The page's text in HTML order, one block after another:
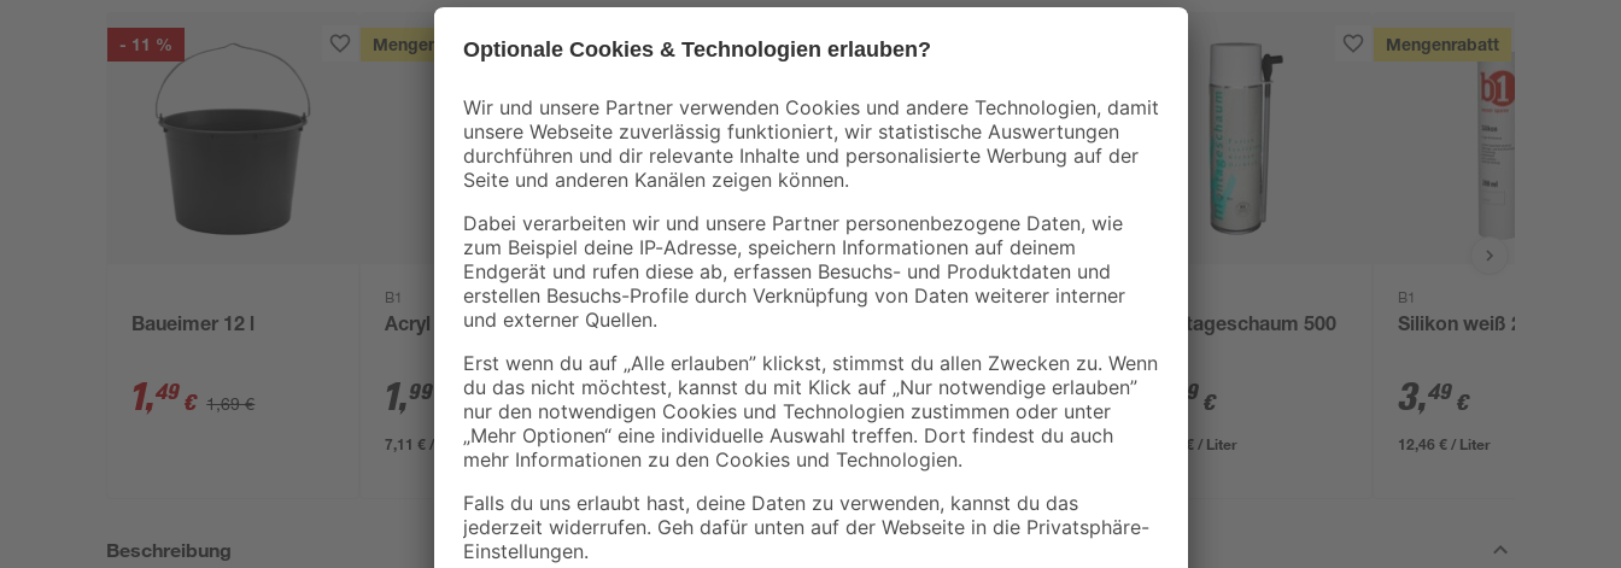
- 11 %
Baueimer 12 l
1,49 € 1,69 €
Mengenrabatt
B1
Acryl weiß 280 ml
1,99
7,11 € / Liter
Mengenrabatt
B1
Fliesenkleber flexibel
25 kg
17,29€
0,69 € / Kilogramm
Bestseller
Knauf
25,99 €
1,18 € / Kilogramm
Montageschaum 500
ml
99 €
11,98 € / Liter
Mengenrabatt
B1
Silikon weiß 280 ml
3,49 €
12,46 € / Liter
Beschreibung